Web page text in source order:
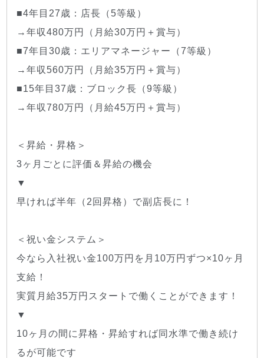
■4年目27歳：店長（5等級）
→年収480万円（月給30万円＋賞与）
■7年目30歳：エリアマネージャー（7等級）
→年収560万円（月給35万円＋賞与）
■15年目37歳：ブロック長（9等級）
→年収780万円（月給45万円＋賞与）
＜昇給・昇格＞
3ヶ月ごとに評価＆昇給の機会
▼
早ければ半年（2回昇格）で副店長に！
＜祝い金システム＞
今なら入社祝い金100万円を月10万円ずつ×10ヶ月
支給！
実質月給35万円スタートで働くことができます！
▼
10ヶ月の間に昇格・昇給すれば同水準で働き続け
るが可能です